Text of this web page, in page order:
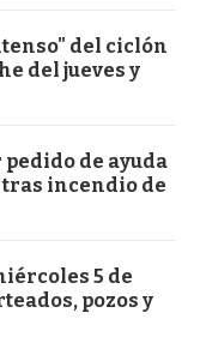
del ciclón
del jueves y
de ayuda
incendio de
5 de
pozos y